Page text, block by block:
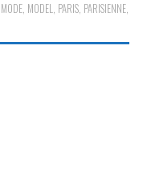
MODE, MODEL, PARIS, PARISIENNE,